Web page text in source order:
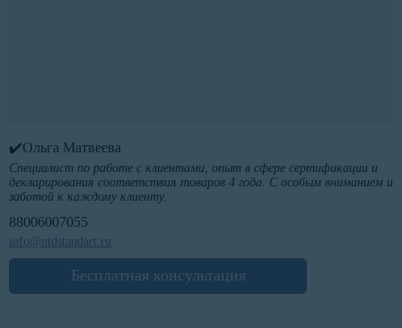
✔️Ольга Матвеева
Специалист по работе с клиентами, опыт в сфере сертификации и
декларирования соответствия товаров 4 года. С особым вниманием и
заботой к каждому клиенту.
88006007055
info@ntdstandart.ru
Бесплатная консультация